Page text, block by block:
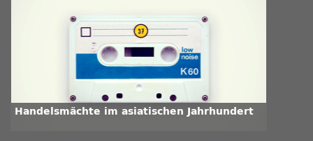
Handelsmächte im asiatischen Jahrhundert